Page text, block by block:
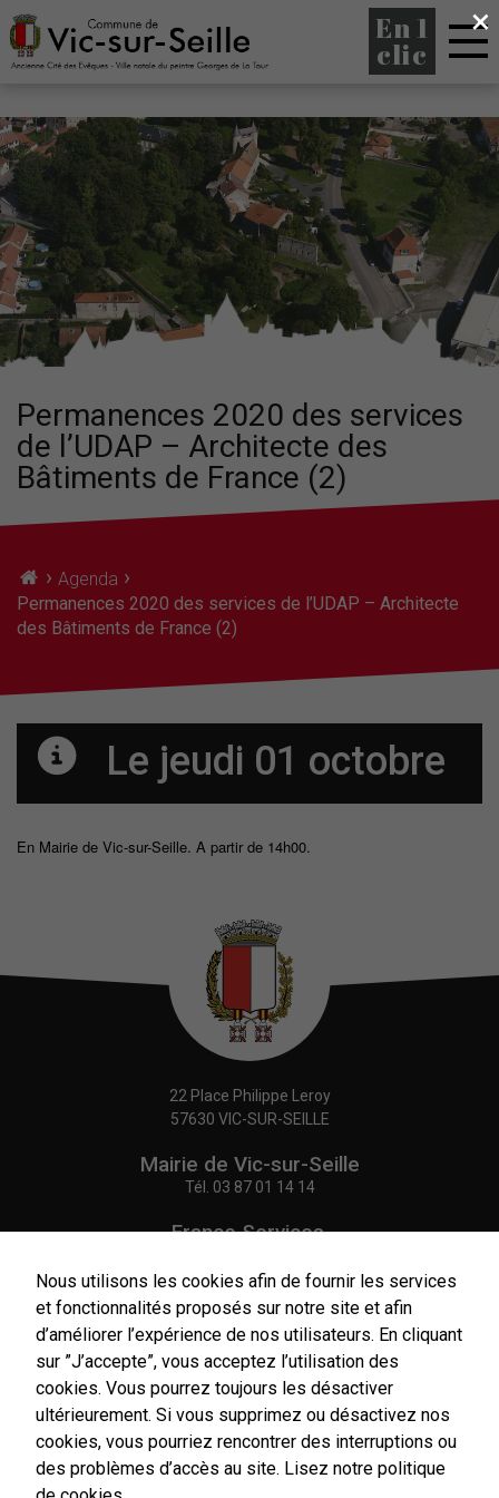
En 1
clic
Permanences 2020 des services
de l’UDAP – Architecte des
Bâtiments de France (2)
› Agenda ›
Permanences 2020 des services de l’UDAP – Architecte
des Bâtiments de France (2)
Le jeudi 01 octobre
En Mairie de Vic-sur-Seille. A partir de 14h00.
22 Place Philippe Leroy
57630 VIC-SUR-SEILLE
Mairie de Vic-sur-Seille
Tél. 03 87 01 14 14
France Services,
Tél.03 87 86 41 48
NOUS CONTACTER
Horaires
d'ouverture
×
Nous utilisons les cookies afin de fournir les services
et fonctionnalités proposés sur notre site et afin
d’améliorer l’expérience de nos utilisateurs. En cliquant
sur ”J’accepte”, vous acceptez l’utilisation des
cookies. Vous pourrez toujours les désactiver
ultérieurement. Si vous supprimez ou désactivez nos
cookies, vous pourriez rencontrer des interruptions ou
des problèmes d’accès au site. Lisez notre politique